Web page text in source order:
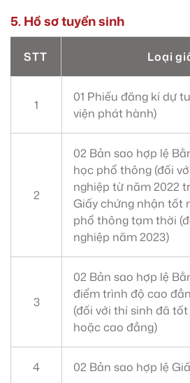
5. Hồ sơ tuyển sinh
STT Loại
1
01 Phiếu đăng kí dự
viện phát hành)
2
02 Bản sao hợp lệ
học phổ thông (đối
nghiệp từ năm 2022
Giấy chứng nhận tốt
phổ thông tạm thời
nghiệp năm 2023)
3
02 Bản sao hợp lệ
điểm trình độ cao
(đối với thí sinh đã
hoặc cao đẳng)
4 02 Bản sao hợp lệ